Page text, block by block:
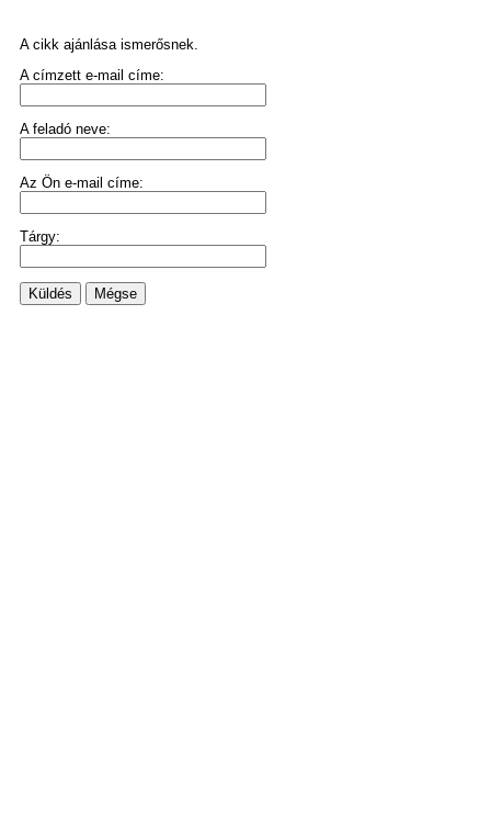
A cikk ajánlása ismerősnek.
A címzett e-mail címe:
A feladó neve:
Az Ön e-mail címe:
Tárgy:
Küldés Mégse